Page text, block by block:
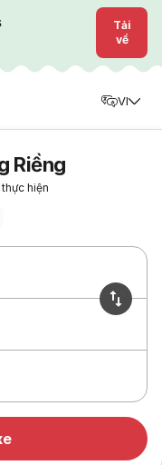
Tải
về
VI
Riềng
hiện